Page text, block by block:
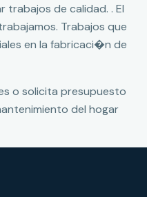
de calidad. . El
Trabajos que
en la fabricaci�n de
o solicita presupuesto
del hogar